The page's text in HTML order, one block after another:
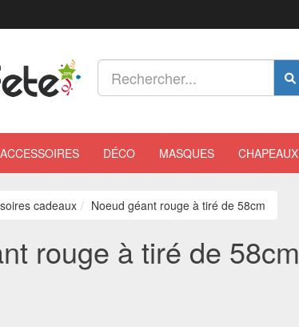
ACCESSOIRES DÉCO MASQUES CHAPEAUX
cadeaux Noeud géant rouge à tiré de 58cm
rouge à tiré de 58cm